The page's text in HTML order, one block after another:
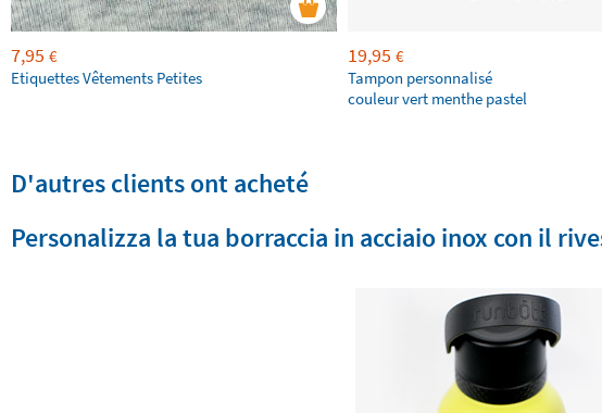
7,95 €
Etiquettes Vêtements Petites
19,95 €
Tampon personnalisé
couleur vert menthe pastel
D'autres clients ont acheté
Personalizza la tua borraccia in acciaio inox con il